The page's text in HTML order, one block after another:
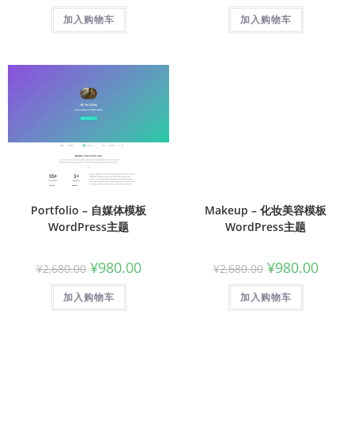
加入购物车 加入购物车
Portfolio – 自媒体模板
WordPress主题
¥2,680.00 ¥980.00
加入购物车
Makeup – 化妆美容模板
WordPress主题
¥2,680.00 ¥980.00
加入购物车